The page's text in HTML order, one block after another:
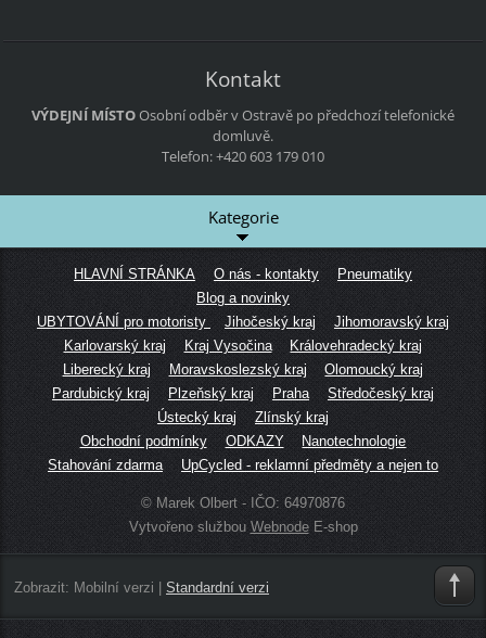
Kontakt
VÝDEJNÍ MÍSTOOsobní odběr v Ostravě po předchozí telefonické
domluvě.
Telefon: +420 603 179 010
Kategorie
HLAVNÍ STRÁNKA O nás - kontakty
Pneumatiky
Blog a novinky
UBYTOVÁNÍ pro motoristy
Jihočeský kraj
Jihomoravský kraj
Karlovarský kraj
Kraj Vysočina
Královehradecký kraj
Liberecký kraj
Moravskoslezský kraj
Olomoucký kraj
Pardubický kraj
Plzeňský kraj Praha
Středočeský kraj
Ústecký kraj
Zlínský kraj
Obchodní podmínky
ODKAZY
Nanotechnologie
Stahování zdarma
UpCycled - reklamní předměty a nejen to
© Marek Olbert - IČO: 64970876
Vytvořeno službou WebnodeE-shop
Zobrazit: Mobilní verzi | Standardní verzi